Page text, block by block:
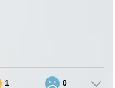
1 0